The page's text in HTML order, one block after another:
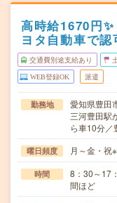
高時給1670円
ヨタ自動車で
交通費別途支給あり
WEB登録OK 派遣
勤務地
愛知県豊田
三河豊田駅
ら車10分
曜日頻度 月～金・祝
時間
8：30～17
間ほど